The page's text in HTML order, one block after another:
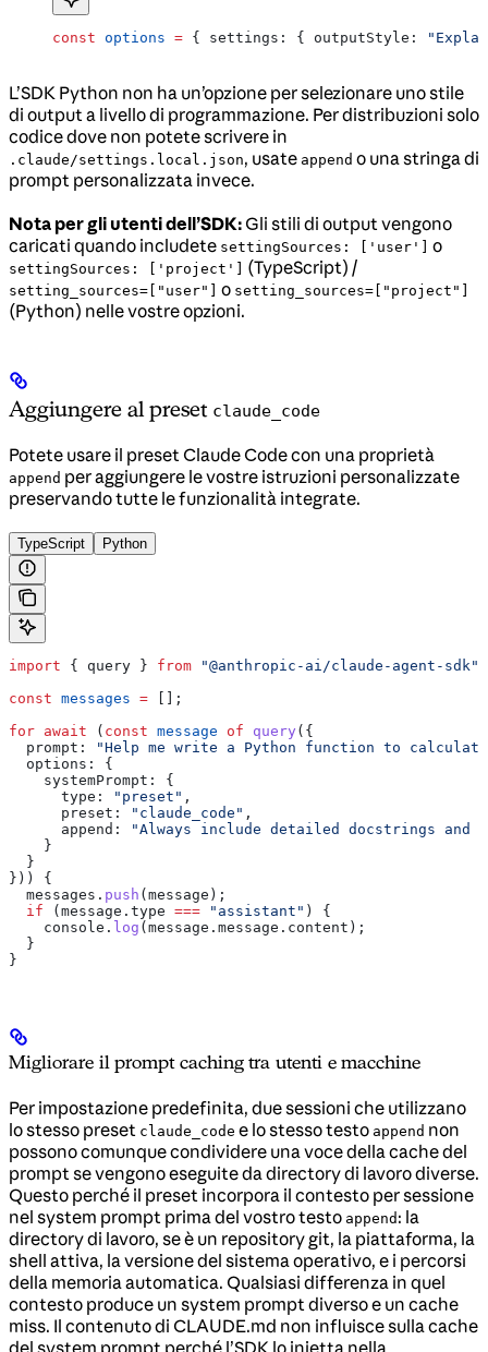
const options = { settings: { outputStyle:
L’SDK Python non ha un’opzione per selezionare uno stile
di output a livello di programmazione. Per distribuzioni solo
codice dove non potete scrivere in
.claude/settings.local.json, usate append o una stringa di
prompt personalizzata invece.
Nota per gli utenti dell’SDK: Gli stili di output vengono
caricati quando includete settingSources: ['user'] o
settingSources: ['project'] (TypeScript) /
setting_sources=["user"] o setting_sources=["project"]
(Python) nelle vostre opzioni.
Aggiungere al preset claude_code
Potete usare il preset Claude Code con una proprietà
append per aggiungere le vostre istruzioni personalizzate
preservando tutte le funzionalità integrate.
TypeScript Python
import { query } from "@anthropic-ai/claude-agent-sdk"
const messages = [];
for await ( const message of query ({
  prompt:
"Help me write a Python function to
  options:
{
    systemPrompt:
{
      type:
"preset" ,
      preset:
"claude_code" ,
      append:
"Always include detailed docstrings and
    }
  }
})) {
  messages
. push ( message );
  if
( message . type === "assistant" ) {
    console
. log ( message . message . content );
  }
}
Migliorare il prompt caching tra utenti e macchine
Per impostazione predefinita, due sessioni che utilizzano
lo stesso preset claude_code e lo stesso testo append non
possono comunque condividere una voce della cache del
prompt se vengono eseguite da directory di lavoro diverse.
Questo perché il preset incorpora il contesto per sessione
nel system prompt prima del vostro testo append : la
directory di lavoro, se è un repository git, la piattaforma, la
shell attiva, la versione del sistema operativo, e i percorsi
della memoria automatica. Qualsiasi differenza in quel
contesto produce un system prompt diverso e un cache
miss. Il contenuto di CLAUDE.md non influisce sulla cache
del system prompt perché l’SDK lo inietta nella